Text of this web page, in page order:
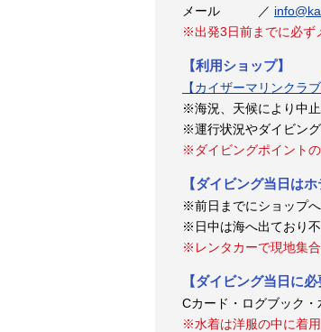
メール ／
※出発3日前までに必ず
【利用ショップ】
【カイザーマリンクラブ
※海況、天候により中
※運行状況やダイビン
※ダイビングポイント
【ダイビング当日は
※前日までにショップ
※日中は海へ出ており
※レンタカーで現地集
【ダイビング当日に必
Cカード・ログブック
※水着は洋服の中に着用